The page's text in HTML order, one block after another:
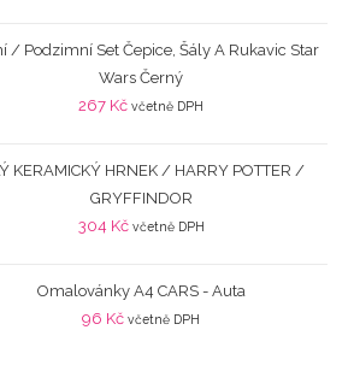
/ Podzimní Set Čepice, Šály A Rukavic Star
Wars Černý
267 Kč včetně DPH
KERAMICKÝ HRNEK / HARRY POTTER /
GRYFFINDOR
304 Kč včetně DPH
Omalovánky A4 CARS - Auta
96 Kč včetně DPH